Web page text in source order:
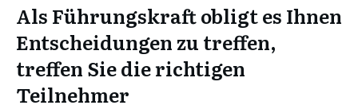
Als Führungskraft obligt es Ihnen
Entscheidungen zu treffen,
treffen Sie die richtigen
Teilnehmer